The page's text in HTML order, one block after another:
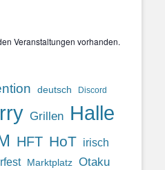
Veranstaltungen vorhanden.
deutsch Discord
Grillen Halle
HFT HoT irisch
Marktplatz Otaku